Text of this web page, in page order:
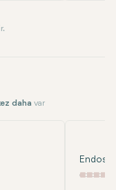
daha var